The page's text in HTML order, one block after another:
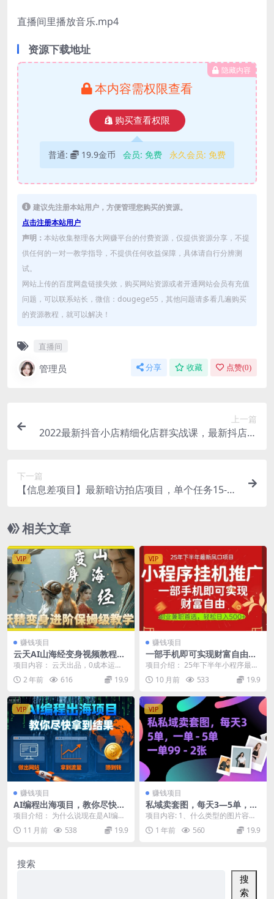
直播间里播放音乐.mp4
资源下载地址
隐藏内容
本内容需权限查看
购买查看权限
普通: 19.9金币 会员: 免费 永久会员: 免费
建议先注册本站用户，方便管理您购买的资源。
点击注册本站用户
声明： 本站收集整理各大网赚平台的付费资源，仅提供资源分享，不提
供任何的一对一教学指导，不提供任何收益保障，具体请自行分辨测
试。
网站上传的百度网盘链接失效，购买网站资源或者开通网站会员有充值
问题，可以联系站长，微信：dougege55，其他问题请多看几遍购买
的资源教程，就可以解决！
直播间
管理员 分享 收藏 点赞(0)
上一篇
2022最新抖音小店精细化店群实战课，最新抖店从
下一篇
【信息差项目】最新暗访拍店项目，单个任务15-35
相关文章
VIP
赚钱项目
云天AI山海经变身视频教程，
妖精变身进阶保姆级教学
项目内容： 云天出品，0成本运
营，近期热门涨粉爆赞视频，带描
述语模型 资源下载地...
2 年前 616 19.9
VIP
赚钱项目
一部手机即可实现财富自由，
微信小程序推广最新玩法教
学，操作简单容易上手
项目介绍： 25年下半年小程序最新
玩法，只需一部手机即可实现财富
自由，每天抽出1...
10 月前 533 19.9
VIP
赚钱项目
AI编程出海项目，教你尽快拿
到结果-做出网站、拿到流量、
项目介绍： 为什么说现在是AI编程
出海的红利期？ 最近经常有朋友问
我，现在入局A...
11 月前 538 19.9
VIP
赚钱项目
私域卖套图，每天3—5单，一
单利润99-200
项目内容: 1、什么类型的图片容易
卖? 2、图片资源怎么获取? 3、售卖
形式 4...
1 年前 560 19.9
搜索
搜
索